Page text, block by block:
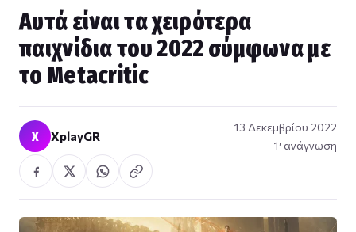
Αυτά είναι τα χειρότερα
παιχνίδια του 2022 σύμφωνα με
το Metacritic
X XplayGR
13 Δεκεμβρίου 2022
1′ ανάγνωση